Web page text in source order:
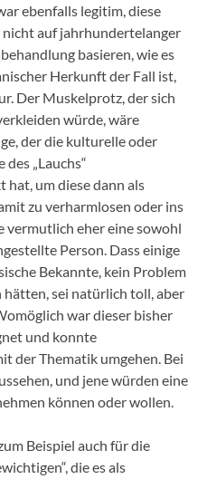
ebenfalls legitim, diese
auf jahrhundertelanger
basieren, wie es
Herkunft der Fall ist,
Der Muskelprotz, der sich
würde, wäre
der die kulturelle oder
„Lauchs“
um diese dann als
zu verharmlosen oder ins
vermutlich eher eine sowohl
Person. Dass einige
Bekannte, kein Problem
sei natürlich toll, aber
war dieser bisher
und konnte
der Thematik umgehen. Bei
und jene würden eine
können oder wollen.
Beispiel auch für die
die es als